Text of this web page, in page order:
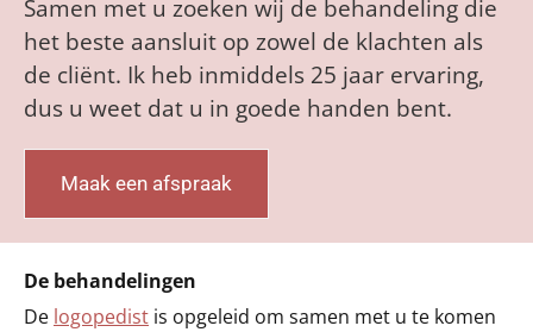
Samen met u zoeken wij de behandeling die
het beste aansluit op zowel de klachten als
de cliënt. Ik heb inmiddels 25 jaar ervaring,
dus u weet dat u in goede handen bent.
Maak een afspraak
De behandelingen
De logopedist is opgeleid om samen met u te komen